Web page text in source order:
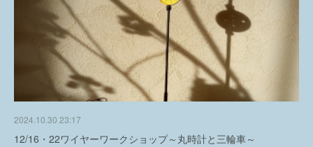
2024.10.30 23:17
12/16・22ワイヤーワークショップ～丸時計と三輪車～